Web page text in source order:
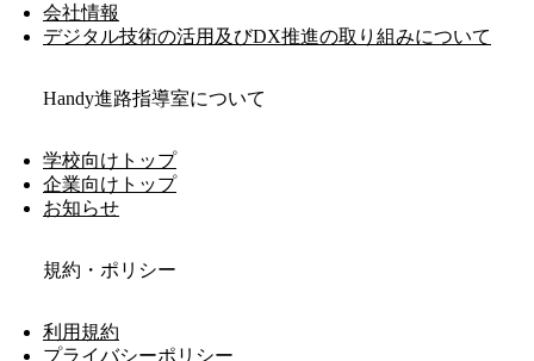
会社情報
デジタル技術の活用及びDX推進の取り組みについて
Handy進路指導室について
学校向けトップ
企業向けトップ
お知らせ
規約・ポリシー
利用規約
プライバシーポリシー